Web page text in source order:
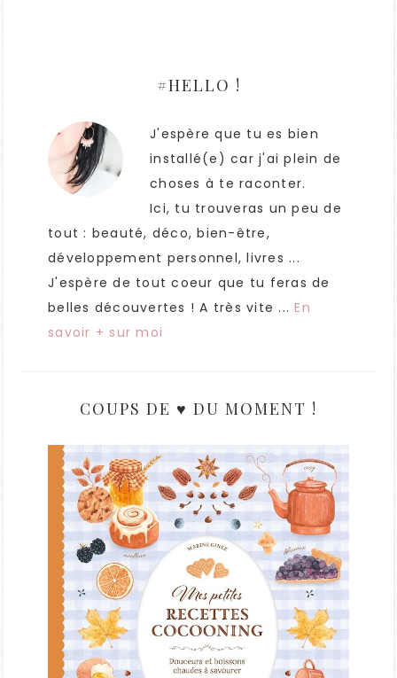
#HELLO !
J'espère que tu es bien
installé(e) car j'ai plein de
choses à te raconter.
Ici, tu trouveras un peu de
tout : beauté, déco, bien-être,
développement personnel, livres ...
J'espère de tout coeur que tu feras de
belles découvertes ! A très vite ...En
savoir + sur moi
COUPS DE ♥ DU MOMENT !